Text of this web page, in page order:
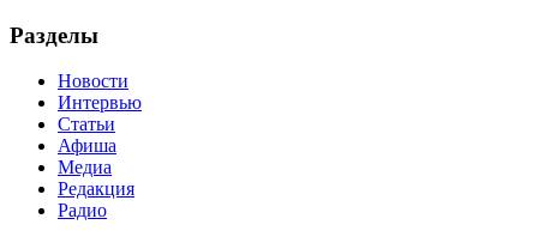
Разделы
Новости
Интервью
Статьи
Афиша
Медиа
Редакция
Радио